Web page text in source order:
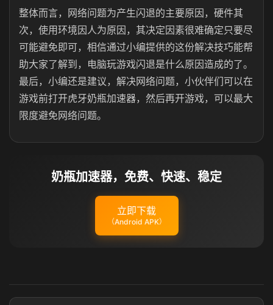
整体而言，网络问题为产生闪退的主要原因，硬件其
次，使用环境因人为原因，其决定因素很难确定只要尽
可能避免即可，相信通过小编提供的这份解决技巧能帮
助大家了解到，电脑玩游戏闪退是什么原因造成的了。
最后，小编还是建议，解决网络问题，小伙伴们可以在
游戏前打开虎牙奶瓶加速器，然后再开游戏，可以最大
限度避免网络问题。
奶瓶加速器，免费、快速、稳定
立即下载
（Android APK）